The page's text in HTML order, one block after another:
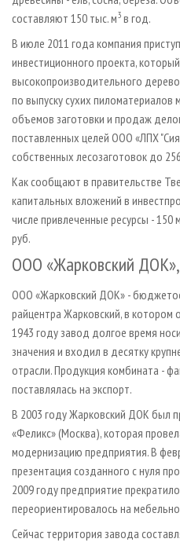
составляют 150 тыс. м3 в год.
В июле 2011 года компания
инвестиционного проекта,
высокопроизводительного
по выпуску сухих
объемов заготовки и продаж
поставленных целей ООО «ЛПХ
собственных лесозаготовок до
Как сообщают в правительстве
капитальных вложений в
числе привлеченные ресурсы - 150
руб.
ООО «Жарковский ДОК»,
ООО «Жарковский ДОК» -
райцентра Жарковский, в котором
1943 году завод долгое время
значения и входил в десятку
отрасли. Продукция комбината -
поставлялась на экспорт.
В 2003 году Жарковский ДОК был
«Феликс» (Москва), которая
модернизацию предприятия. В
презентация созданного с нуля
2009 году предприятие
переориентировалось на
Сейчас территория завода